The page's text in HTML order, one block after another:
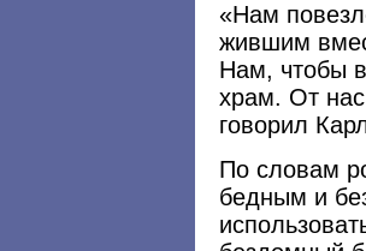
«Нам
жившим
Нам, чтобы
храм. От
говорил
По словам
бедным и